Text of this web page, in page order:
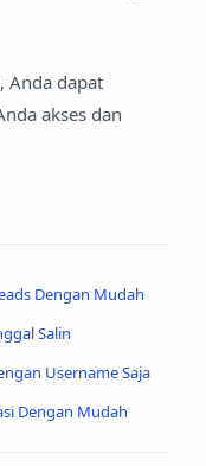
Anda dapat
akses dan
Dengan Mudah
Salin
Username Saja
Dengan Mudah